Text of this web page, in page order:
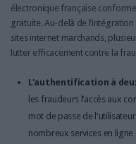
électronique française
gratuite. Au-delà de
sites internet marchands,
lutter efficacement contre la
L'authentification à
les fraudeurs l’accès aux
mot de passe de
nombreux services en